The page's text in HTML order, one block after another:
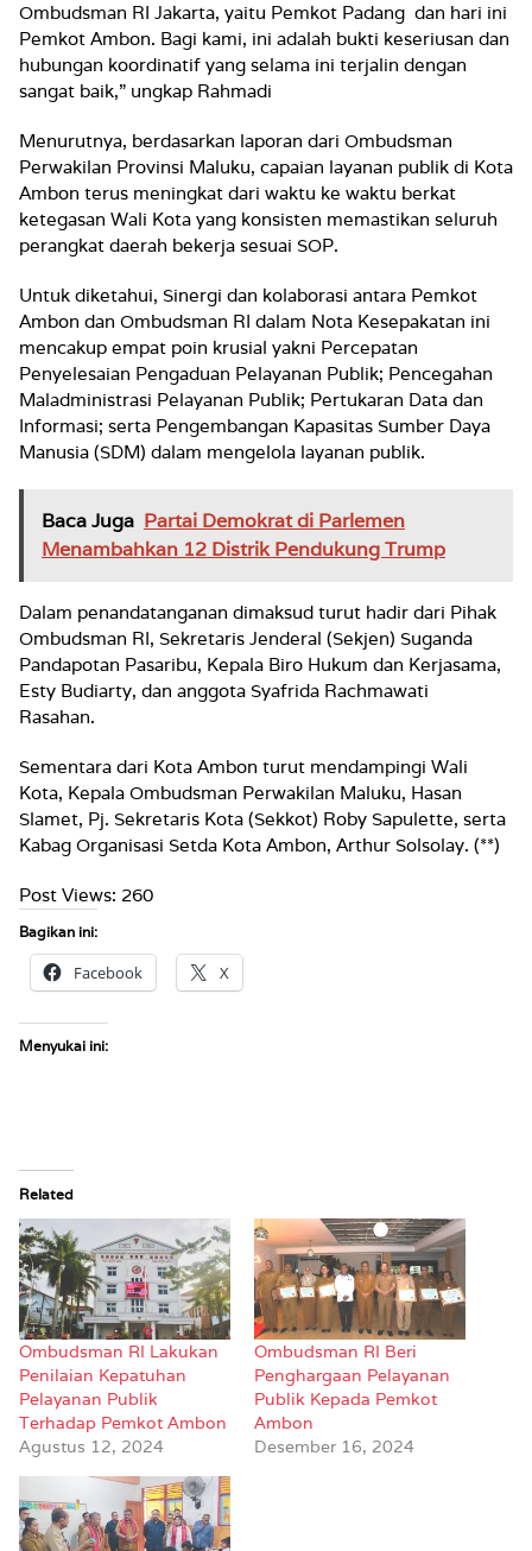
Ombudsman RI Jakarta, yaitu Pemkot Padang dan hari ini
Pemkot Ambon. Bagi kami, ini adalah bukti keseriusan dan
hubungan koordinatif yang selama ini terjalin dengan
sangat baik,” ungkap Rahmadi
Menurutnya, berdasarkan laporan dari Ombudsman
Perwakilan Provinsi Maluku, capaian layanan publik di Kota
Ambon terus meningkat dari waktu ke waktu berkat
ketegasan Wali Kota yang konsisten memastikan seluruh
perangkat daerah bekerja sesuai SOP.
Untuk diketahui, Sinergi dan kolaborasi antara Pemkot
Ambon dan Ombudsman RI dalam Nota Kesepakatan ini
mencakup empat poin krusial yakni Percepatan
Penyelesaian Pengaduan Pelayanan Publik; Pencegahan
Maladministrasi Pelayanan Publik; Pertukaran Data dan
Informasi; serta Pengembangan Kapasitas Sumber Daya
Manusia (SDM) dalam mengelola layanan publik.
Baca Juga Partai Demokrat di Parlemen
Menambahkan 12 Distrik Pendukung Trump
Dalam penandatanganan dimaksud turut hadir dari Pihak
Ombudsman RI, Sekretaris Jenderal (Sekjen) Suganda
Pandapotan Pasaribu, Kepala Biro Hukum dan Kerjasama,
Esty Budiarty, dan anggota Syafrida Rachmawati
Rasahan.
Sementara dari Kota Ambon turut mendampingi Wali
Kota, Kepala Ombudsman Perwakilan Maluku, Hasan
Slamet, Pj. Sekretaris Kota (Sekkot) Roby Sapulette, serta
Kabag Organisasi Setda Kota Ambon, Arthur Solsolay. (**)
Post Views: 260
Bagikan ini:
Facebook X
Menyukai ini:
Related
Ombudsman RI Lakukan
Penilaian Kepatuhan
Pelayanan Publik
Terhadap Pemkot Ambon
Agustus 12, 2024
Ombudsman RI Beri
Penghargaan Pelayanan
Publik Kepada Pemkot
Ambon
Desember 16, 2024